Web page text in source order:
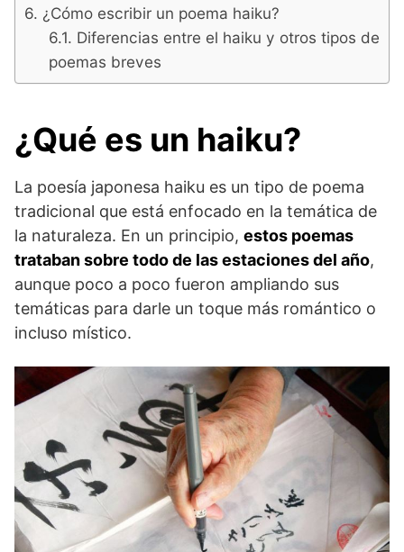
¿Cómo escribir un poema haiku?
Diferencias entre el haiku y otros tipos de
poemas breves
¿Qué es un haiku?
La poesía japonesa haiku es un tipo de poema
tradicional que está enfocado en la temática de
la naturaleza. En un principio, estos poemas
trataban sobre todo de las estaciones del año,
aunque poco a poco fueron ampliando sus
temáticas para darle un toque más romántico o
incluso místico.